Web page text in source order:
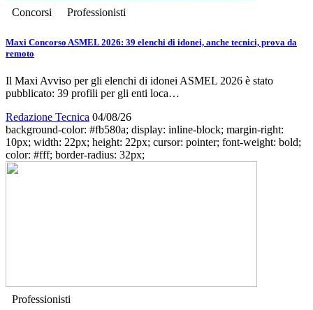
Concorsi Professionisti
Maxi Concorso ASMEL 2026: 39 elenchi di idonei, anche tecnici, prova da
remoto
Il Maxi Avviso per gli elenchi di idonei ASMEL 2026 è stato
pubblicato: 39 profili per gli enti loca…
Redazione Tecnica 04/08/26
background-color: #fb580a; display: inline-block; margin-right:
10px; width: 22px; height: 22px; cursor: pointer; font-weight: bold;
color: #fff; border-radius: 32px;
Professionisti